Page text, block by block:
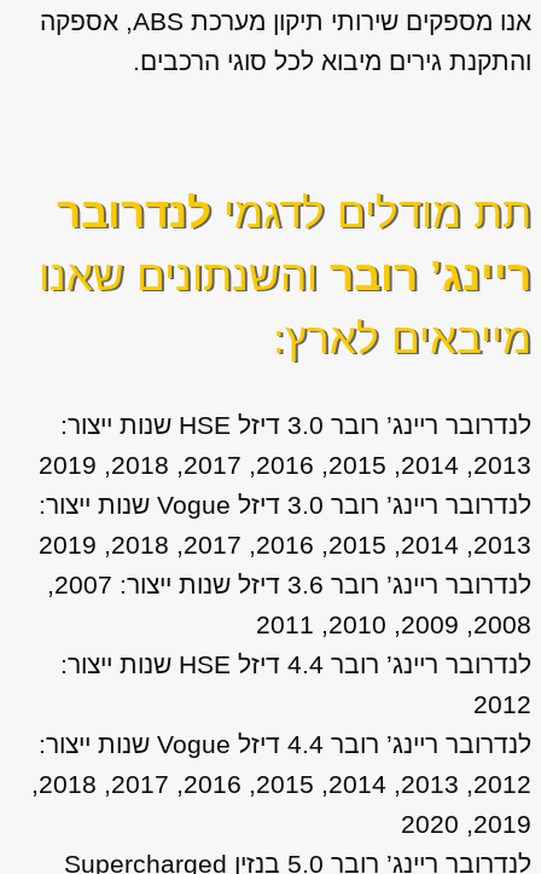
אנו מספקים שירותי תיקון מערכת ABS, אספקה
והתקנת גירים מיבוא לכל סוגי הרכבים.
תת מודלים לדגמילנדרובר
ריינג’ רובר והשנתונים שאנו
מייבאים לארץ:
לנדרובר ריינג’ רובר 3.0 דיזל HSE שנות ייצור:
2013, 2014, 2015, 2016, 2017, 2018, 2019
לנדרובר ריינג’ רובר 3.0 דיזל Vogue שנות ייצור:
2013, 2014, 2015, 2016, 2017, 2018, 2019
לנדרובר ריינג’ רובר 3.6 דיזל שנות ייצור: 2007,
2008, 2009, 2010, 2011
לנדרובר ריינג’ רובר 4.4 דיזל HSE שנות ייצור:
2012
לנדרובר ריינג’ רובר 4.4 דיזל Vogue שנות ייצור:
2012, 2013, 2014, 2015, 2016, 2017, 2018,
2019, 2020
לנדרובר ריינג’ רובר 5.0 בנזין Supercharged